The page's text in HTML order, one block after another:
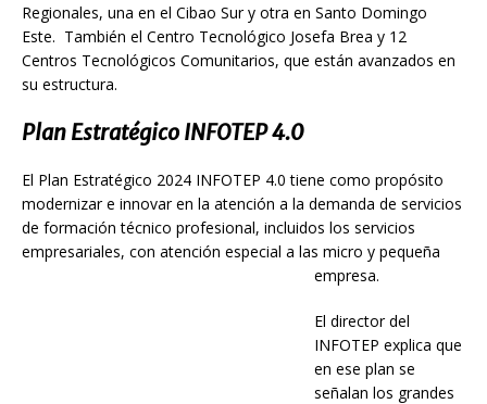
Regionales, una en el Cibao Sur y otra en Santo Domingo
Este. También el Centro Tecnológico Josefa Brea y 12
Centros Tecnológicos Comunitarios, que están avanzados en
su estructura.
Plan Estratégico INFOTEP 4.0
El Plan Estratégico 2024 INFOTEP 4.0 tiene como propósito
modernizar e innovar en la atención a la demanda de servicios
de formación técnico profesional, incluidos los servicios
empresariales, con atención especial a las micro y pequeña
empresa.
El director del
INFOTEP explica que
en ese plan se
señalan los grandes